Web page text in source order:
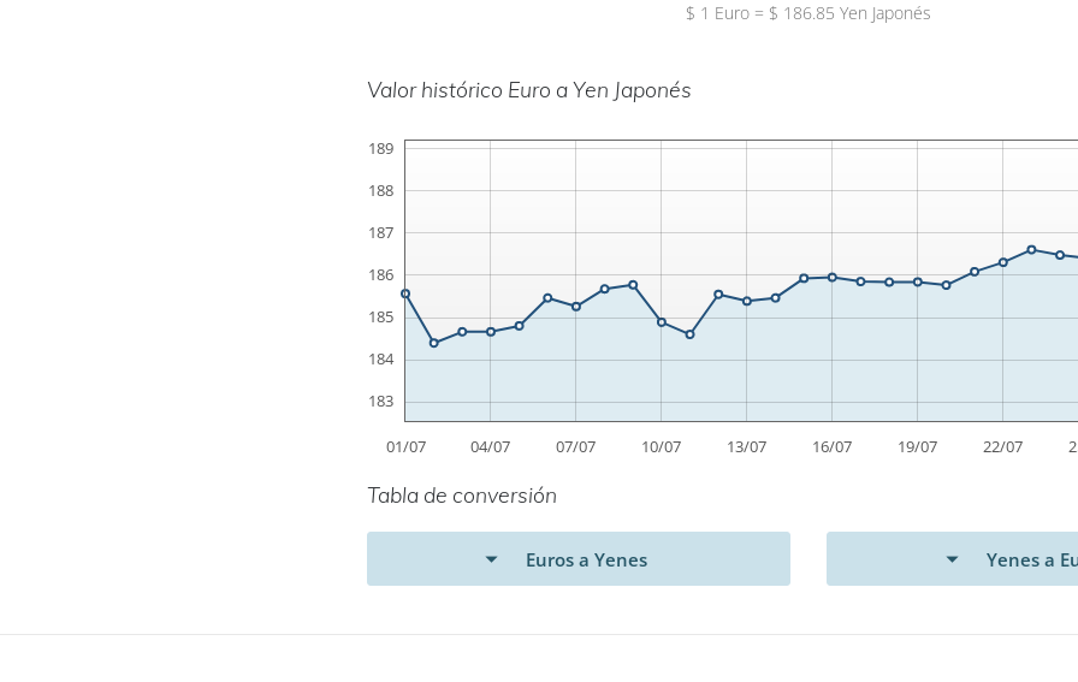
$ 1 Euro = $ 186.85 Yen Japonés
Valor histórico Euro a Yen Japonés
Tabla de conversión
Euros a Yenes Yenes a